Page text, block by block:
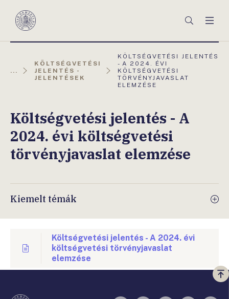
Magyar
Keresés
...
KÖLTSÉGVETÉSI
JELENTÉS -
JELENTÉSEK
AKTUÁLIS
OLDAL:
KÖLTSÉGVETÉSI JELENTÉS
- A 2024. ÉVI
KÖLTSÉGVETÉSI
TÖRVÉNYJAVASLAT
ELEMZÉSE
Költségvetési jelentés - A
2024. évi költségvetési
törvényjavaslat elemzése
Kiemelt témák
Költségvetési jelentés - A 2024. évi
költségvetési törvényjavaslat
elemzése
a